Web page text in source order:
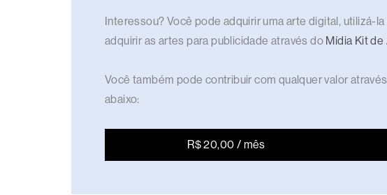
Interessou? Você pode adquirir uma arte digital,
adquirir as artes para publicidade através do Mídia Kit
Você também pode contribuir com qualquer valor
abaixo:
R$ 20,00 / mês